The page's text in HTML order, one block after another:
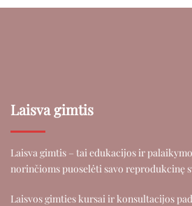
Laisva gimtis
Laisva gimtis – tai edukacijos ir
norinčioms puoselėti savo reprodukcinę
Laisvos gimties kursai ir konsultacijos